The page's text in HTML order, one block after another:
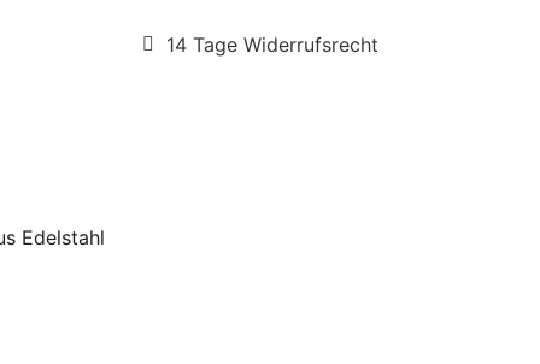
14 Tage Widerrufsrecht
Edelstahl